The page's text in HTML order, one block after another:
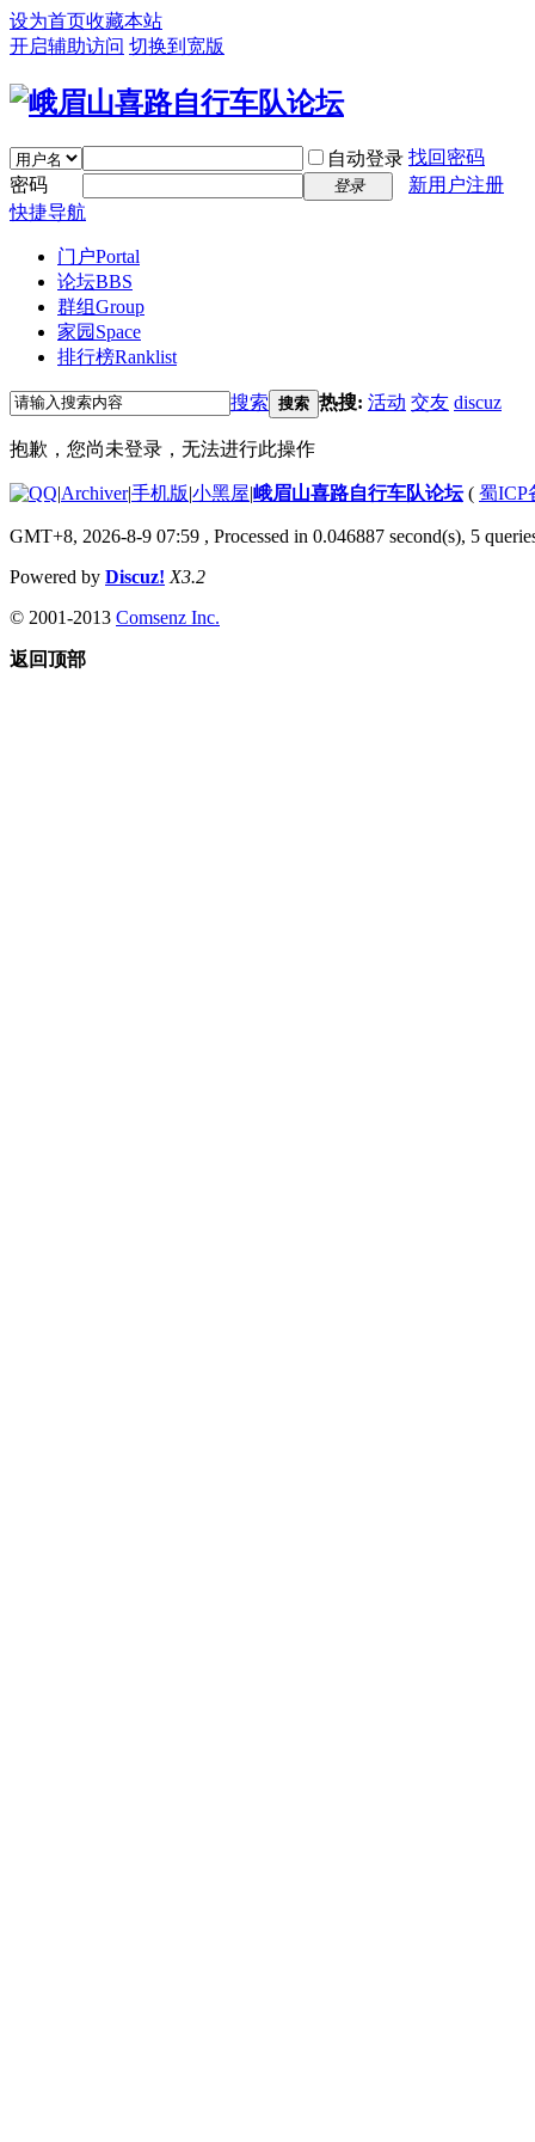
设为首页收藏本站
开启辅助访问 切换到宽版
自动登录 找回密码
密码
登录
新用户注册
快捷导航
门户Portal
论坛BBS
群组Group
家园 Space
排行榜Ranklist
搜索 搜索 热搜: 活动 交友 discuz
抱歉，您尚未登录，无法进行此操作
|Archiver|手机版|小黑屋|峨眉山喜路自行车队论坛( 蜀ICP
GMT+8, 2026-8-9 07:59 , Processed in 0.046887 second(s), 5
Powered by Discuz! X3.2
© 2001-2013 Comsenz Inc.
返回顶部